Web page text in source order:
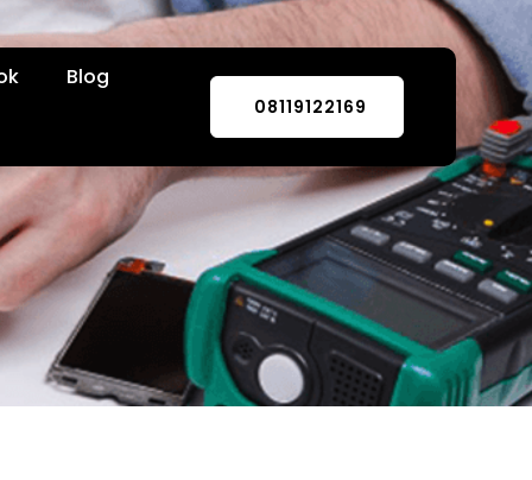
Blog
08119122169